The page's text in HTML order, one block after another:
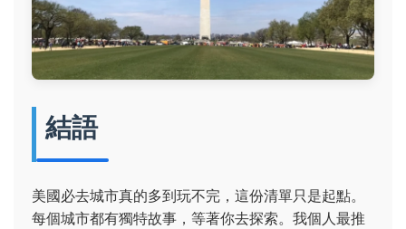
結語
美國必去城市真的多到玩不完，這份清單只是起點。
每個城市都有獨特故事，等著你去探索。我個人最推